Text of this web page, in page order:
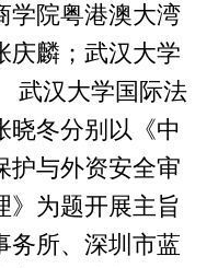
学院粤港澳大湾
庆麟；武汉大学
武汉大学国际法
晓冬分别以《中
护与外资安全审
》为题开展主旨
务所、深圳市蓝